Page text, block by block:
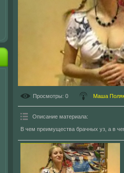
Просмотры: 0 Маша
Описание материала:
В чем преимущества брачных уз, а в